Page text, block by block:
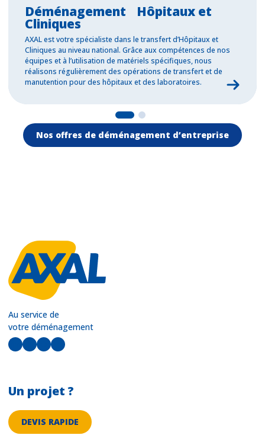
Déménagement Hôpitaux et
Cliniques
AXAL est votre spécialiste dans le transfert d’Hôpitaux et
Cliniques au niveau national. Grâce aux compétences de nos
équipes et à l’utilisation de matériels spécifiques, nous
réalisons régulièrement des opérations de transfert et de
manutention pour des hôpitaux et des laboratoires.
Nos offres de déménagement d’entreprise
Au service de
votre déménagement
LinkedIn
Facebook
Instagram
YouTube
Un projet ?
DEVIS RAPIDE